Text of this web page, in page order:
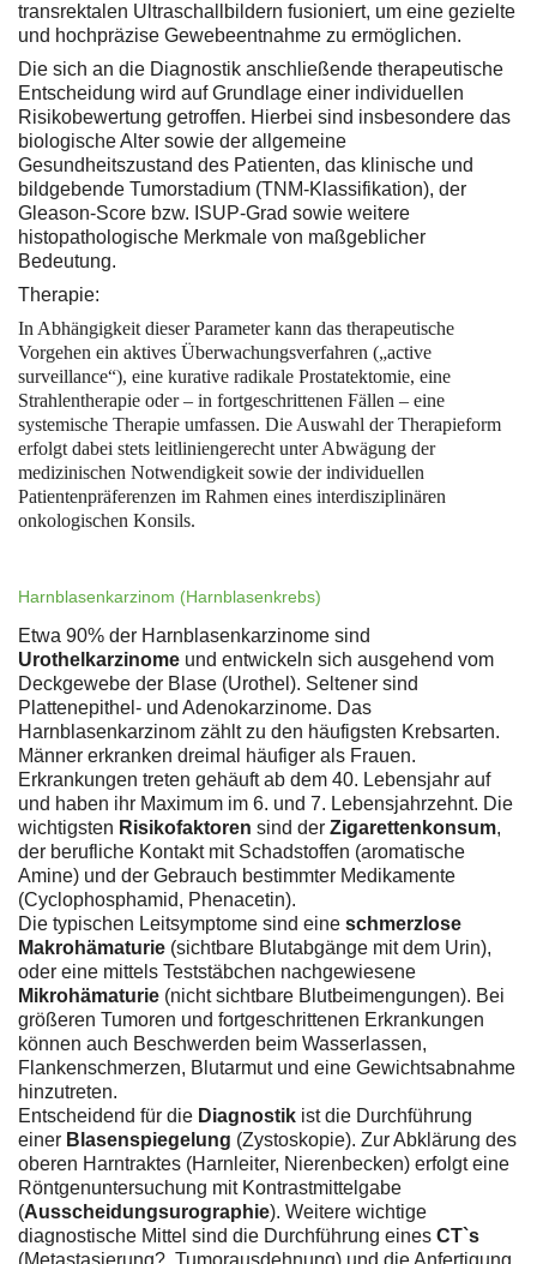
transrektalen Ultraschallbildern fusioniert, um eine gezielte
und hochpräzise Gewebeentnahme zu ermöglichen.
Die sich an die Diagnostik anschließende therapeutische
Entscheidung wird auf Grundlage einer individuellen
Risikobewertung getroffen. Hierbei sind insbesondere das
biologische Alter sowie der allgemeine
Gesundheitszustand des Patienten, das klinische und
bildgebende Tumorstadium (TNM-Klassifikation), der
Gleason-Score bzw. ISUP-Grad sowie weitere
histopathologische Merkmale von maßgeblicher
Bedeutung.
Therapie:
In Abhängigkeit dieser Parameter kann das therapeutische
Vorgehen ein aktives Überwachungsverfahren („active
surveillance“), eine kurative radikale Prostatektomie, eine
Strahlentherapie oder – in fortgeschrittenen Fällen – eine
systemische Therapie umfassen. Die Auswahl der Therapieform
erfolgt dabei stets leitliniengerecht unter Abwägung der
medizinischen Notwendigkeit sowie der individuellen
Patientenpräferenzen im Rahmen eines interdisziplinären
onkologischen Konsils.
Harnblasenkarzinom (Harnblasenkrebs)
Etwa 90% der Harnblasenkarzinome sind
Urothelkarzinome und entwickeln sich ausgehend vom
Deckgewebe der Blase (Urothel). Seltener sind
Plattenepithel- und Adenokarzinome. Das
Harnblasenkarzinom zählt zu den häufigsten Krebsarten.
Männer erkranken dreimal häufiger als Frauen.
Erkrankungen treten gehäuft ab dem 40. Lebensjahr auf
und haben ihr Maximum im 6. und 7. Lebensjahrzehnt. Die
wichtigsten Risikofaktoren sind der Zigarettenkonsum,
der berufliche Kontakt mit Schadstoffen (aromatische
Amine) und der Gebrauch bestimmter Medikamente
(Cyclophosphamid, Phenacetin).
Die typischen Leitsymptome sind eine schmerzlose
Makrohämaturie (sichtbare Blutabgänge mit dem Urin),
oder eine mittels Teststäbchen nachgewiesene
Mikrohämaturie (nicht sichtbare Blutbeimengungen). Bei
größeren Tumoren und fortgeschrittenen Erkrankungen
können auch Beschwerden beim Wasserlassen,
Flankenschmerzen, Blutarmut und eine Gewichtsabnahme
hinzutreten.
Entscheidend für die Diagnostik ist die Durchführung
einer Blasenspiegelung (Zystoskopie). Zur Abklärung des
oberen Harntraktes (Harnleiter, Nierenbecken) erfolgt eine
Röntgenuntersuchung mit Kontrastmittelgabe
(Ausscheidungsurographie). Weitere wichtige
diagnostische Mittel sind die Durchführung eines CT`s
(Metastasierung?, Tumorausdehnung) und die Anfertigung